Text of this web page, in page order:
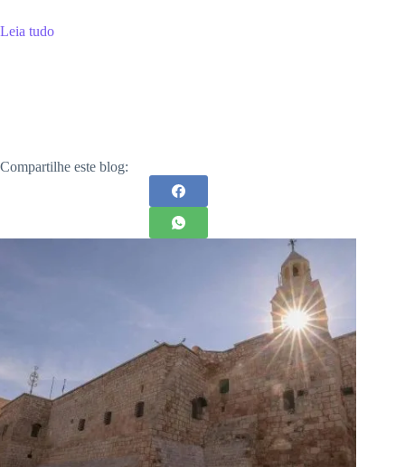
Leia tudo
Compartilhe este blog: